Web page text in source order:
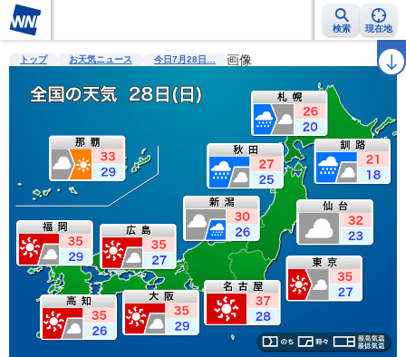
検索 現在地
雨雲レーダー 台風情報 地震情報 警報・注意報 ラ
トップ お天気ニュース 今日7月28日… 画像